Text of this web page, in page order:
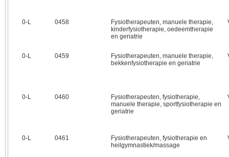
0‑L 0458
Fysiotherapeuten, manuele therapie,
kinderfysiotherapie, oedeemtherapie
en geriatrie
0‑L 0459
Fysiotherapeuten, manuele therapie,
bekkenfysiotherapie en geriatrie
0‑L 0460
Fysiotherapeuten, fysiotherapie,
manuele therapie, sportfysiotherapie en
geriatrie
0‑L 0461
Fysiotherapeuten, fysiotherapie en
heilgymnastiek/massage